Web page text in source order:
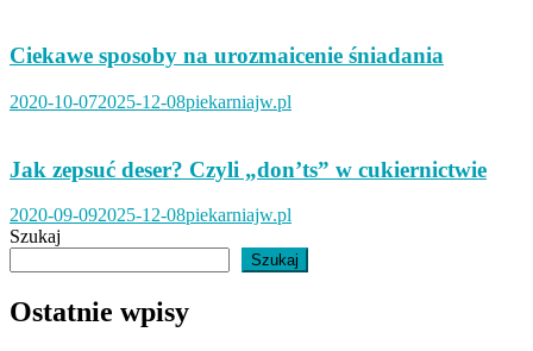
Ciekawe sposoby na urozmaicenie śniadania
2020-10-072025-12-08piekarniajw.pl
Jak zepsuć deser? Czyli „don’ts” w cukiernictwie
2020-09-092025-12-08piekarniajw.pl
Szukaj
Szukaj
Ostatnie wpisy